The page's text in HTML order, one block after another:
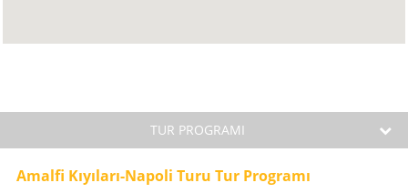
TUR PROGRAMI
Amalfi Kıyıları-Napoli Turu Tur Programı